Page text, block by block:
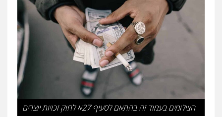
גיא זהבי משרד עורכי דין
פלילי משפחה
503456449
עו"ד איהאב ג'לג'ולי
מעצרים וחקירות עורכי דין לענייני
אסירים
0505216700
הצילומים בעמוד זה בהתאם לסעיף 27א לחוק זכויות יוצרים